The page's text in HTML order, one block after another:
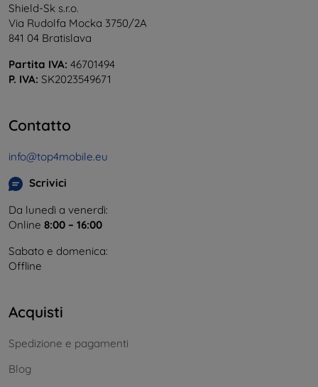
Shield-Sk s.r.o.
Via Rudolfa Mocka 3750/2A
841 04 Bratislava
Partita IVA: 46701494
P. IVA: SK2023549671
Contatto
info@top4mobile.eu
Scrivici
Da lunedì a venerdì:
Online 8:00 – 16:00
Sabato e domenica:
Offline
Acquisti
Spedizione e pagamenti
Blog